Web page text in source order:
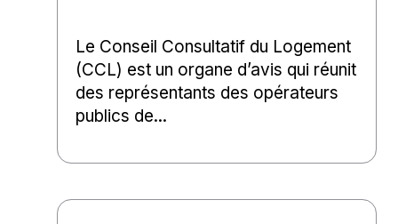
Le Conseil Consultatif du Logement
(CCL) est un organe d’avis qui réunit
des représentants des opérateurs
publics de...